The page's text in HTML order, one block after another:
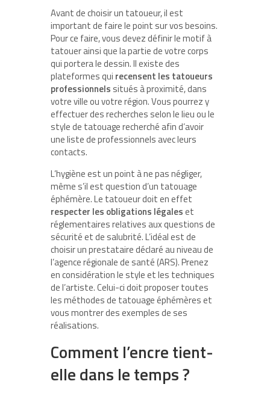
Avant de choisir un tatoueur, il est
important de faire le point sur vos besoins.
Pour ce faire, vous devez définir le motif à
tatouer ainsi que la partie de votre corps
qui portera le dessin. Il existe des
plateformes qui recensent les tatoueurs
professionnels situés à proximité, dans
votre ville ou votre région. Vous pourrez y
effectuer des recherches selon le lieu ou le
style de tatouage recherché afin d’avoir
une liste de professionnels avec leurs
contacts.
L’hygiène est un point à ne pas négliger,
même s’il est question d’un tatouage
éphémère. Le tatoueur doit en effet
respecter les obligations légaleset
réglementaires relatives aux questions de
sécurité et de salubrité. L’idéal est de
choisir un prestataire déclaré au niveau de
l’agence régionale de santé (ARS). Prenez
en considération le style et les techniques
de l’artiste. Celui-ci doit proposer toutes
les méthodes de tatouage éphémères et
vous montrer des exemples de ses
réalisations.
Comment l’encre tient-
elle dans le temps ?